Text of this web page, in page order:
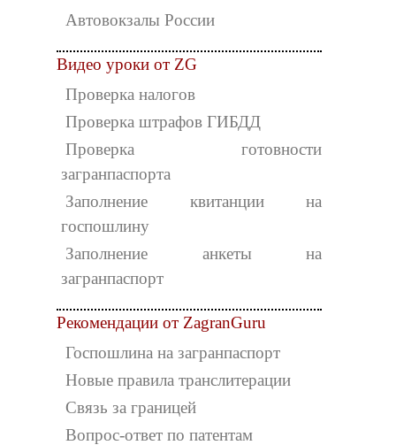
Автовокзалы России
Видео уроки от ZG
Проверка налогов
Проверка штрафов ГИБДД
Проверка готовности
загранпаспорта
Заполнение квитанции на
госпошлину
Заполнение анкеты на
загранпаспорт
Рекомендации от ZagranGuru
Госпошлина на загранпаспорт
Новые правила транслитерации
Связь за границей
Вопрос-ответ по патентам